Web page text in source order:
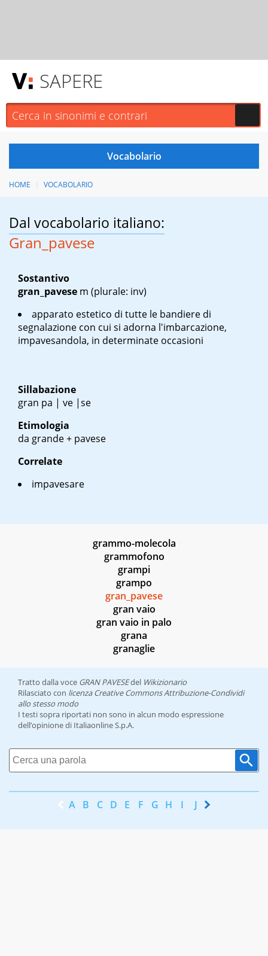
SAPERE
HOME VOCABOLARIO
Dal vocabolario italiano:
Gran_pavese
Sostantivo
gran_pavese m (plurale: inv)
apparato estetico di tutte le bandiere di
segnalazione con cui si adorna l'imbarcazione,
impavesandola, in determinate occasioni
Sillabazione
gran pa | ve |se
Etimologia
da grande + pavese
Correlate
impavesare
grammo-molecola
grammofono
grampi
grampo
gran_pavese
gran vaio
gran vaio in palo
grana
granaglie
Tratto dalla voce GRAN PAVESEdel Wikizionario
Rilasciato con licenza Creative Commons Attribuzione-Condividi
allo stesso modo
I testi sopra riportati non sono in alcun modo espressione
dell’opinione di Italiaonline S.p.A.
A B C D E F G H I J K